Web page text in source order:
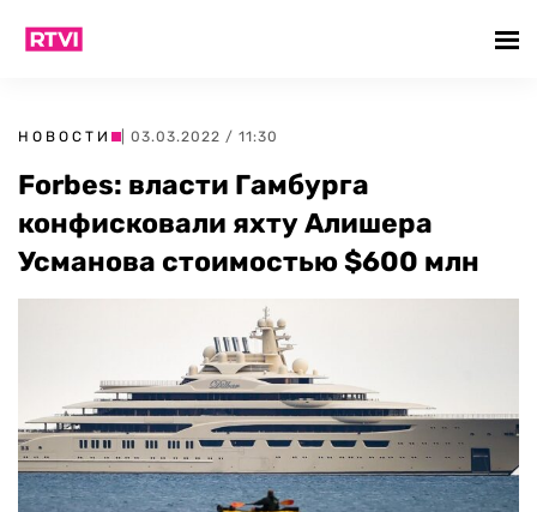
НОВОСТИ | 03.03.2022 / 11:30
Forbes: власти Гамбурга
конфисковали яхту Алишера
Усманова стоимостью $600 млн